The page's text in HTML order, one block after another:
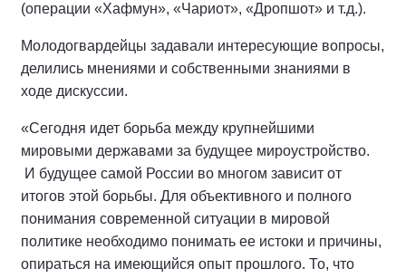
(операции «Хафмун», «Чариот», «Дропшот» и т.д.).
Молодогвардейцы задавали интересующие вопросы,
делились мнениями и собственными знаниями в
ходе дискуссии.
«Сегодня идет борьба между крупнейшими
мировыми державами за будущее мироустройство.
И будущее самой России во многом зависит от
итогов этой борьбы. Для объективного и полного
понимания современной ситуации в мировой
политике необходимо понимать ее истоки и причины,
опираться на имеющийся опыт прошлого. То, что